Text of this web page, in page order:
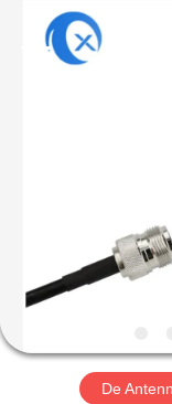
ONS
Tengxiang
Electronics
De